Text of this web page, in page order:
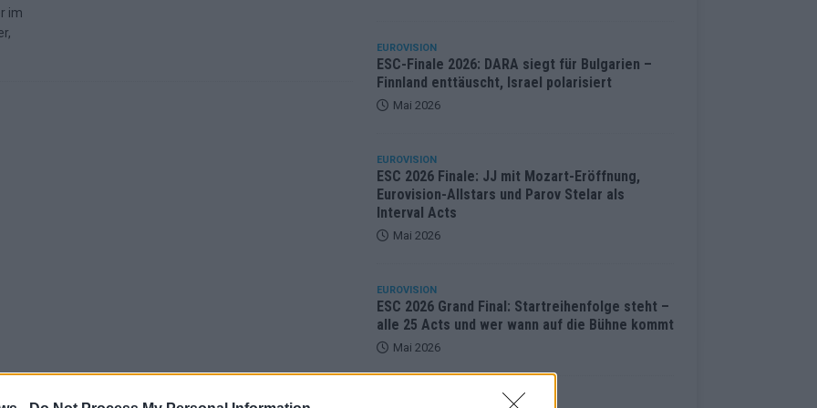
im
EUROVISION
ESC-Finale 2026: DARA siegt für Bulgarien –
Finnland enttäuscht, Israel polarisiert
Mai 2026
EUROVISION
ESC 2026 Finale: JJ mit Mozart-Eröffnung,
Eurovision-Allstars und Parov Stelar als
Interval Acts
Mai 2026
EUROVISION
ESC 2026 Grand Final: Startreihenfolge steht –
alle 25 Acts und wer wann auf die Bühne kommt
Mai 2026